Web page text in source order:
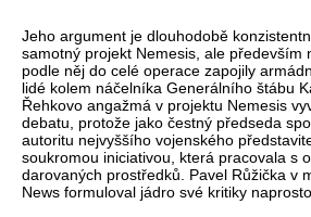
Jeho argument je dlouhodobě
samotný projekt Nemesis, ale především
podle něj do celé operace zapojily
lidé kolem náčelníka Generálního štábu
Řehkovo angažmá v projektu Nemesis
debatu, protože jako čestný předseda
autoritu nejvyššího vojenského
soukromou iniciativou, která pracovala s
darovaných prostředků. Pavel Růžička v
News formuloval jádro své kritiky